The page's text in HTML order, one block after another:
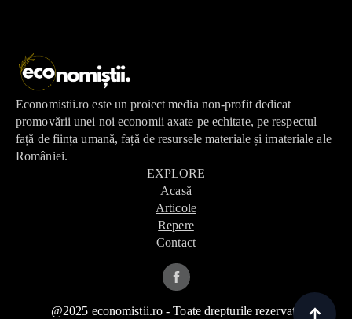
Economistii.ro este un proiect media non-profit dedicat
promovării unei noi economii axate pe echitate, pe respectul
față de ființa umană, față de resursele materiale și imateriale ale
României.
EXPLORE
Acasă
Articole
Repere
Contact
@2025 economistii.ro - Toate drepturile rezervate